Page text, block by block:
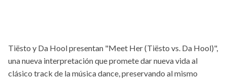
Tiësto y Da Hool presentan "Meet Her (Tiësto vs. Da Hool)",
una nueva interpretación que promete dar nueva vida al
clásico track de la música dance, preservando al mismo